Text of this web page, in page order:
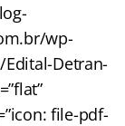
wp-
Detran-
file-pdf-